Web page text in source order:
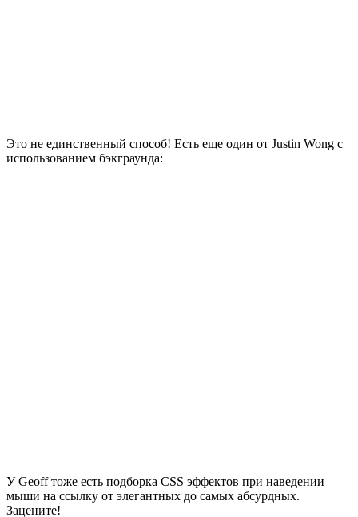
Это не единственный способ! Есть еще один от Justin Wong с
использованием бэкграунда:
У Geoff тоже есть подборка CSS эффектов при наведении
мыши на ссылку от элегантных до самых абсурдных.
Зацените!